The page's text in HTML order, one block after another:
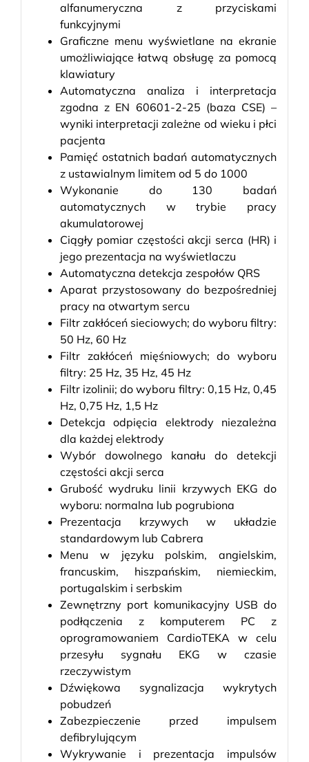
alfanumeryczna z przyciskami
funkcyjnymi
Graficzne menu wyświetlane na ekranie
umożliwiające łatwą obsługę za pomocą
klawiatury
Automatyczna analiza i interpretacja
zgodna z EN 60601-2-25 (baza CSE) –
wyniki interpretacji zależne od wieku i płci
pacjenta
Pamięć ostatnich badań automatycznych
z ustawialnym limitem od 5 do 1000
Wykonanie do 130 badań
automatycznych w trybie pracy
akumulatorowej
Ciągły pomiar częstości akcji serca (HR) i
jego prezentacja na wyświetlaczu
Automatyczna detekcja zespołów QRS
Aparat przystosowany do bezpośredniej
pracy na otwartym sercu
Filtr zakłóceń sieciowych; do wyboru filtry:
50 Hz, 60 Hz
Filtr zakłóceń mięśniowych; do wyboru
filtry: 25 Hz, 35 Hz, 45 Hz
Filtr izolinii; do wyboru filtry: 0,15 Hz, 0,45
Hz, 0,75 Hz, 1,5 Hz
Detekcja odpięcia elektrody niezależna
dla każdej elektrody
Wybór dowolnego kanału do detekcji
częstości akcji serca
Grubość wydruku linii krzywych EKG do
wyboru: normalna lub pogrubiona
Prezentacja krzywych w układzie
standardowym lub Cabrera
Menu w języku polskim, angielskim,
francuskim, hiszpańskim, niemieckim,
portugalskim i serbskim
Zewnętrzny port komunikacyjny USB do
podłączenia z komputerem PC z
oprogramowaniem CardioTEKA w celu
przesyłu sygnału EKG w czasie
rzeczywistym
Dźwiękowa sygnalizacja wykrytych
pobudzeń
Zabezpieczenie przed impulsem
defibrylującym
Wykrywanie i prezentacja impulsów